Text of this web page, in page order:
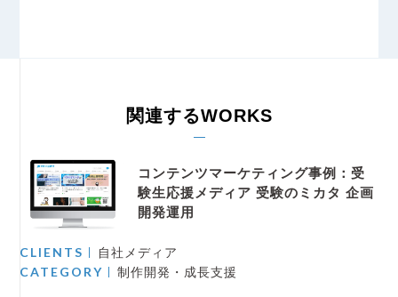
関連するWORKS
コンテンツマーケティング事例：受
験生応援メディア 受験のミカタ 企画
開発運用
CLIENTS 自社メディア
CATEGORY 制作開発・成長支援